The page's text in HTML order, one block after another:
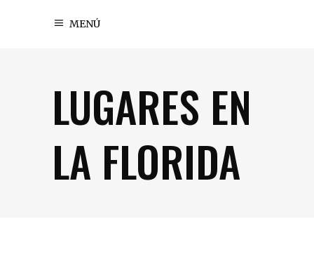
MENÚ
LUGARES EN
LA FLORIDA